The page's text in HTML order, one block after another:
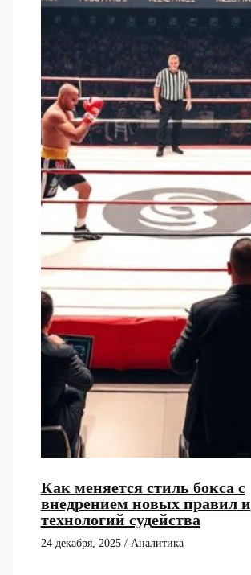
Как меняется стиль бокса с
внедрением новых правил и
технологий судейства
24 декабря, 2025 / Аналитика